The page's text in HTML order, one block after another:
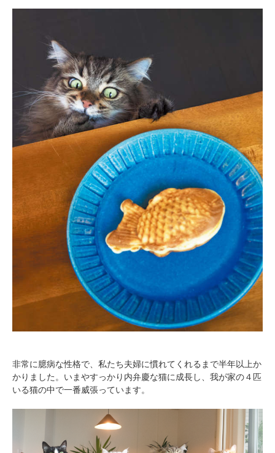
非常に臆病な性格で、私たち夫婦に慣れてくれるまで半年以上か
かりました。いまやすっかり内弁慶な猫に成長し、我が家の４匹
いる猫の中で一番威張っています。